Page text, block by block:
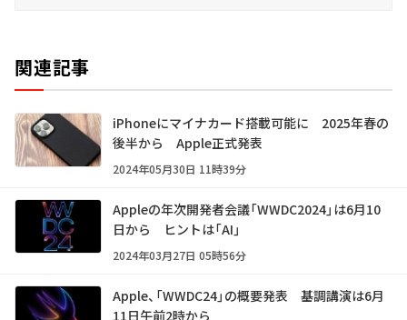
関連記事
iPhoneにマイナカード搭載可能に 2025年春の
後半から Apple正式発表
2024年05月30日 11時39分
Appleの年次開発者会議「WWDC2024」は6月10
日から ヒントは「AI」
2024年03月27日 05時56分
Apple、「WWDC24」の概要発表 基調講演は6月
11日午前2時から